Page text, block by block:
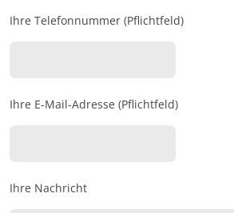
Ihre Telefonnummer (Pflichtfeld)
Ihre E-Mail-Adresse (Pflichtfeld)
Ihre Nachricht